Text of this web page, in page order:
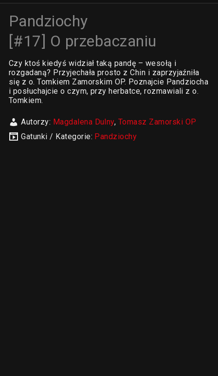
Pandziochy
[#17] O przebaczaniu
Czy ktoś kiedyś widział taką pandę – wesołą i
rozgadaną? Przyjechała prosto z Chin i zaprzyjaźniła
się z o. Tomkiem Zamorskim OP. Poznajcie Pandziocha
i posłuchajcie o czym, przy herbatce, rozmawiali z o.
Tomkiem.
Autorzy: Magdalena Dulny, Tomasz Zamorski OP
Gatunki / Kategorie: Pandziochy